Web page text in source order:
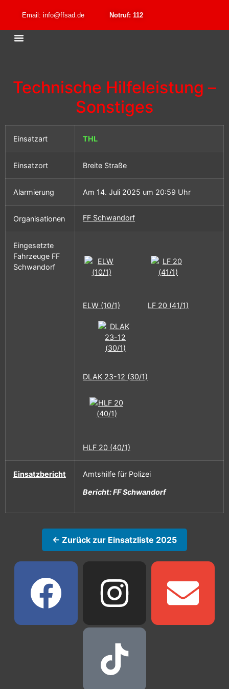
Email: info@ffsad.de Notruf: 112
Technische Hilfeleistung –
Sonstiges
Einsatzart THL
Einsatzort Breite Straße
Alarmierung Am 14. Juli 2025 um 20:59 Uhr
Organisationen FF Schwandorf
Eingesetzte
Fahrzeuge FF
Schwandorf
ELW (10/1) LF 20 (41/1)
DLAK 23-12 (30/1)
HLF 20 (40/1)
Einsatzbericht Amtshilfe für Polizei
Bericht: FF Schwandorf
← Zurück zur Einsatzliste 2025